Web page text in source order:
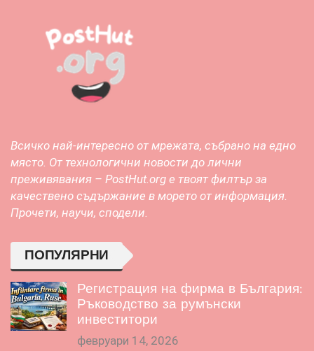
Всичко най-интересно от мрежата, събрано на едно
място. От технологични новости до лични
преживявания – PostHut.org е твоят филтър за
качествено съдържание в морето от информация.
Прочети, научи, сподели.
ПОПУЛЯРНИ
Регистрация на фирма в България:
Ръководство за румънски
инвеститори
февруари 14, 2026